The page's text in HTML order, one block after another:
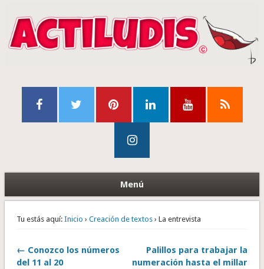
Menú
Tu estás aquí: Inicio › Creación de textos› La entrevista
← Conozco los números
del 11 al 20
Palillos para trabajar la
numeración hasta el millar